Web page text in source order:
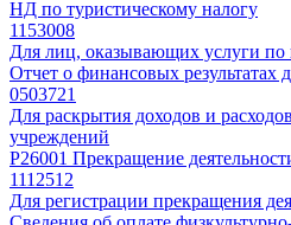
НД по туристическому налогу
1153008
Для лиц, оказывающих услуги
Отчет о финансовых результатах
0503721
Для раскрытия доходов и
учреждений
Р26001 Прекращение
1112512
Для регистрации прекращения